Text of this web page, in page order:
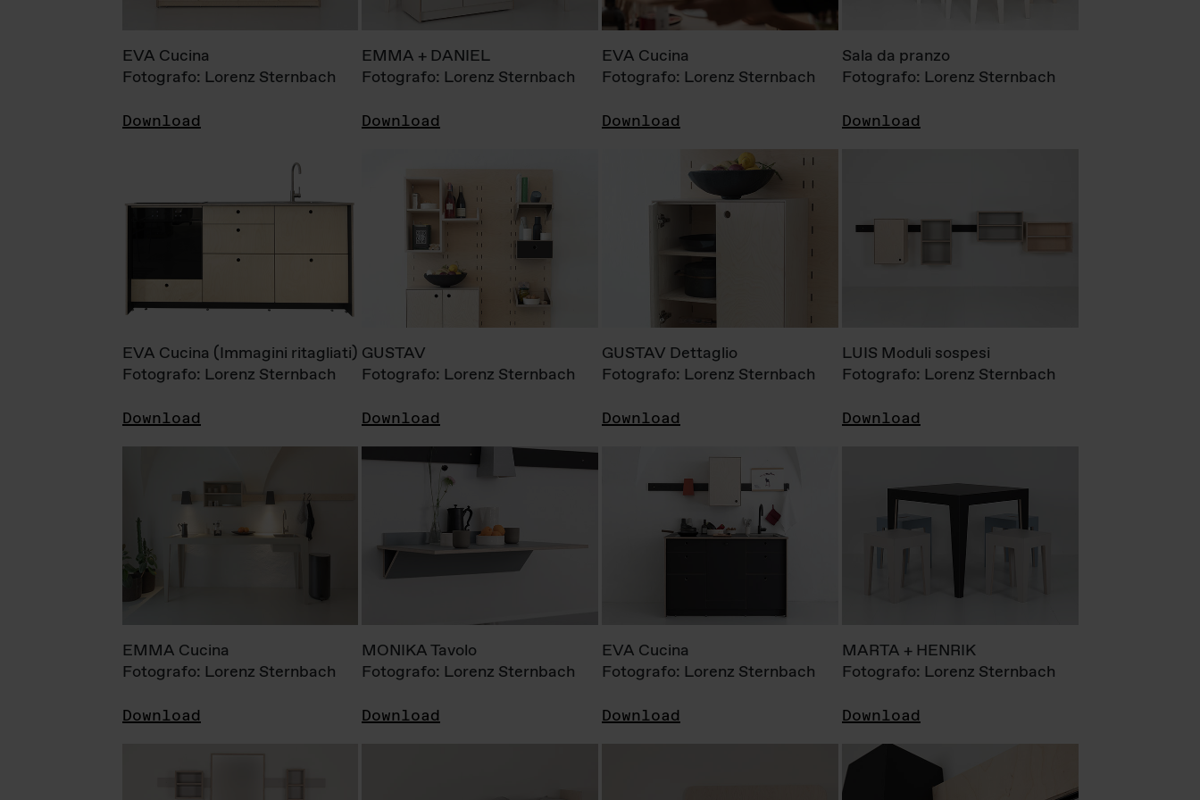
EVA Cucina
Fotografo: Lorenz Sternbach
Download
EMMA + DANIEL
Fotografo: Lorenz Sternbach
Download
EVA Cucina
Fotografo: Lorenz Sternbach
Download
Sala da pranzo
Fotografo: Lorenz Sternbach
Download
EVA Cucina (Immagini ritagliati)
Fotografo: Lorenz Sternbach
Download
GUSTAV
Fotografo: Lorenz Sternbach
Download
GUSTAV Dettaglio
Fotografo: Lorenz Sternbach
Download
LUIS Moduli sospesi
Fotografo: Lorenz Sternbach
Download
EMMA Cucina
Fotografo: Lorenz Sternbach
Download
MONIKA Tavolo
Fotografo: Lorenz Sternbach
Download
EVA Cucina
Fotografo: Lorenz Sternbach
Download
MARTA + HENRIK
Fotografo: Lorenz Sternbach
Download